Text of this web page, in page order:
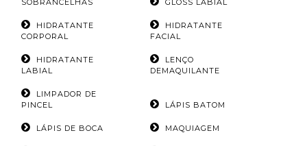
SOBRANCELHAS
GLOSS LABIAL
HIDRATANTE
CORPORAL
HIDRATANTE
FACIAL
HIDRATANTE
LABIAL
LENÇO
DEMAQUILANTE
LIMPADOR DE
PINCEL
LÁPIS BATOM
LÁPIS DE BOCA MAQUIAGEM